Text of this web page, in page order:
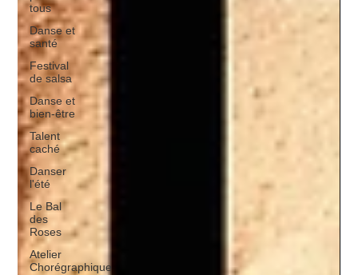
tous
Danse et
santé
Festival
de salsa
Danse et
bien-être
Talent
caché
Danser
l'été
Le Bal
des
Roses
Atelier
Chorégraphique